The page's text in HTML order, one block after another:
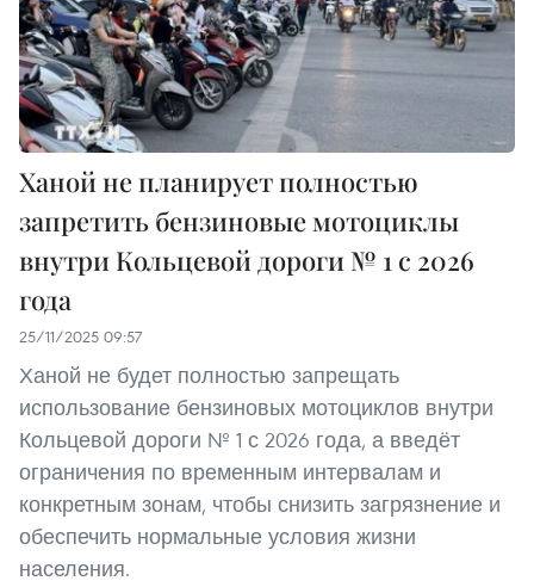
Ханой не планирует полностью
запретить бензиновые мотоциклы
внутри Кольцевой дороги № 1 с 2026
года
25/11/2025 09:57
Ханой не будет полностью запрещать
использование бензиновых мотоциклов внутри
Кольцевой дороги № 1 с 2026 года, а введёт
ограничения по временным интервалам и
конкретным зонам, чтобы снизить загрязнение и
обеспечить нормальные условия жизни
населения.